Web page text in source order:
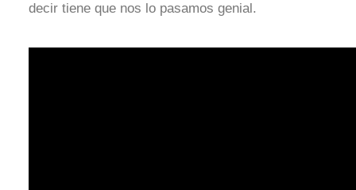
decir tiene que nos lo pasamos genial.